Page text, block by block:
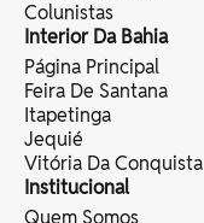
Colunistas
Interior Da Bahia
Página Principal
Feira De Santana
Itapetinga
Jequié
Vitória Da Conquista
Institucional
Quem Somos